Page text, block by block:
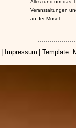
Alles rund um das
Veranstaltungen
an der Mosel.
Impressum | Template: